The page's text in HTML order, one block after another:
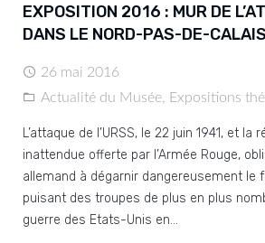
EXPOSITION 2016 : MUR DE
DANS LE NORD-PAS-DE-
26 mai 2016
Actualité du Musée Expositions
L’attaque de l’URSS, le 22 juin 1941, et la
inattendue offerte par l’Armée Rouge,
allemand à dégarnir dangereusement le
puisant des troupes de plus en plus
guerre des Etats-Unis en…